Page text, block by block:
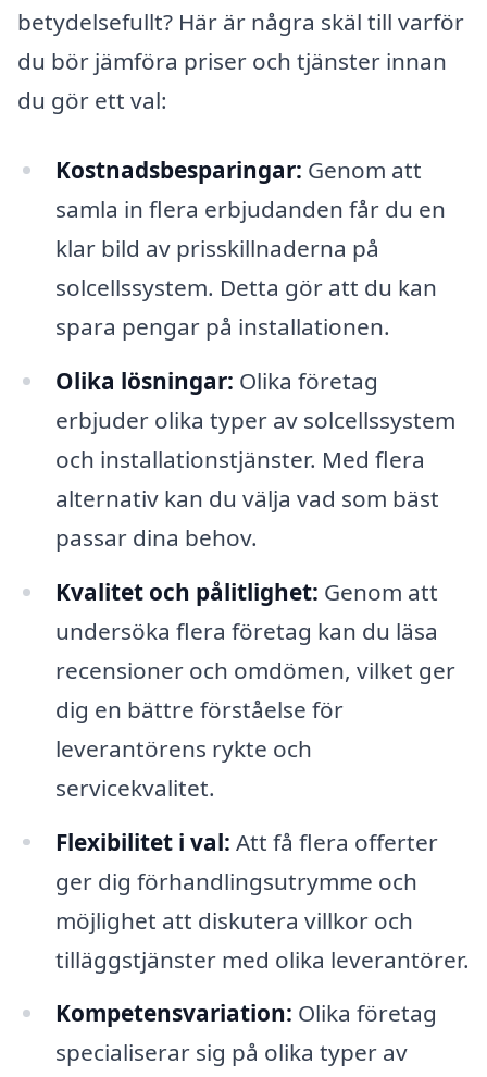
betydelsefullt? Här är några skäl till varför
du bör jämföra priser och tjänster innan
du gör ett val:
Kostnadsbesparingar: Genom att
samla in flera erbjudanden får du en
klar bild av prisskillnaderna på
solcellssystem. Detta gör att du kan
spara pengar på installationen.
Olika lösningar: Olika företag
erbjuder olika typer av solcellssystem
och installationstjänster. Med flera
alternativ kan du välja vad som bäst
passar dina behov.
Kvalitet och pålitlighet: Genom att
undersöka flera företag kan du läsa
recensioner och omdömen, vilket ger
dig en bättre förståelse för
leverantörens rykte och
servicekvalitet.
Flexibilitet i val: Att få flera offerter
ger dig förhandlingsutrymme och
möjlighet att diskutera villkor och
tilläggstjänster med olika leverantörer.
Kompetensvariation: Olika företag
specialiserar sig på olika typer av